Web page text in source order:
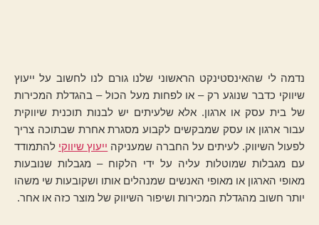
נדמה לי שהאינסטינקט הראשוני שלנו גורם לנו לחשוב על ייעוץ
שיווקי כדבר שנוגע רק – או לפחות מעל הכול – בהגדלת המכירות
של בית עסק או ארגון. אלא שלעיתים יש לבנות תוכנית שיווקית
עבור ארגון או עסק שמבקשים לקבוע מסגרת אחרת שבתוכה צריך
לפעול השיווק. לעיתים על החברה שמעניקה ייעוץ שיווקי להתמודד
עם מגבלות שמוטלות עליה על ידי הלקוח – מגבלות שנובעות
מאופי הארגון או מאופי האנשים שמנהלים אותו ושקובעות שי משהו
יותר חשוב מהגדלת המכירות ושיפור השיווק של מוצר כזה או אחר.